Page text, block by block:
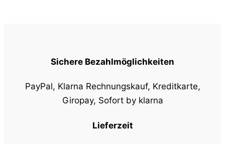
Sichere Bezahlmöglichkeiten
PayPal, Klarna Rechnungskauf, Kreditkarte,
Giropay, Sofort by klarna
Lieferzeit